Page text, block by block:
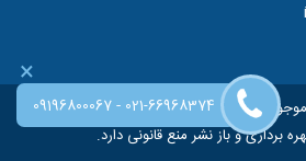
در این سایت متعلق به فروشگاه اینترنتی
برداری و باز نشر منع قانونی دارد.
×
09196800067- 021-66968374